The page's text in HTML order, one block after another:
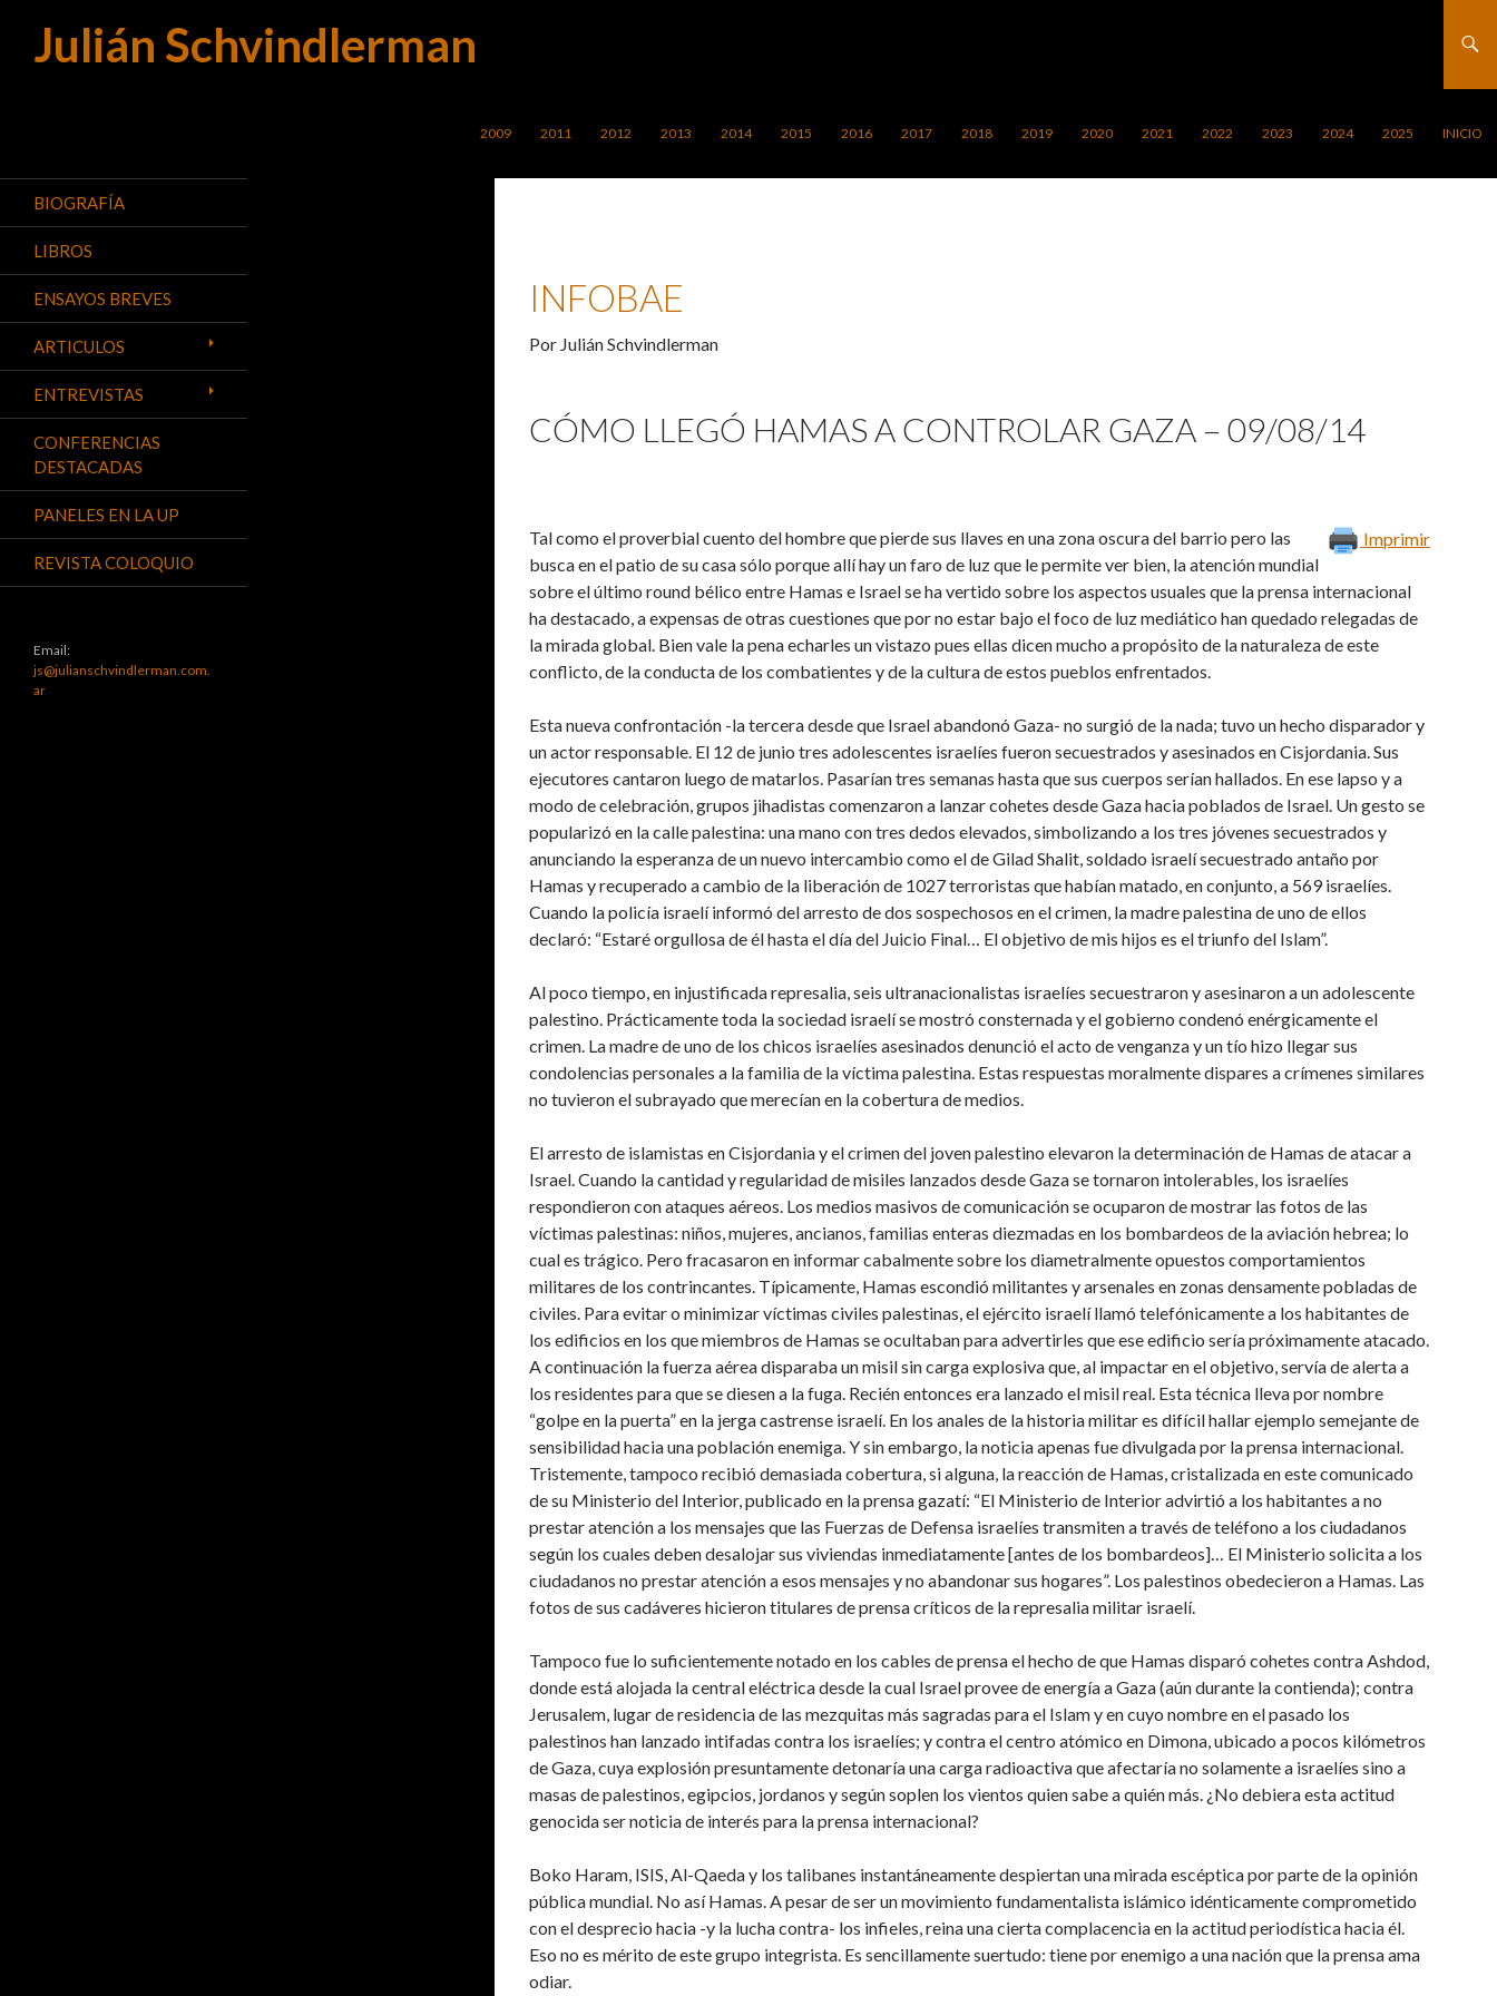
Julián Schvindlerman
Buscar
SALTAR AL CONTENIDO
2009 2011 2012 2013 2014 2015 2016 2017 2018 2019 2020 2021 2022 2023 2024 2025 INICIO
INFOBAE
Por Julián Schvindlerman
CÓMO LLEGÓ HAMAS A CONTROLAR GAZA – 09/08/14
Imprimir
Tal como el proverbial cuento del hombre que pierde sus llaves en una zona oscura del barrio pero las
busca en el patio de su casa sólo porque allí hay un faro de luz que le permite ver bien, la atención mundial
sobre el último round bélico entre Hamas e Israel se ha vertido sobre los aspectos usuales que la prensa internacional
ha destacado, a expensas de otras cuestiones que por no estar bajo el foco de luz mediático han quedado relegadas de
la mirada global. Bien vale la pena echarles un vistazo pues ellas dicen mucho a propósito de la naturaleza de este
conflicto, de la conducta de los combatientes y de la cultura de estos pueblos enfrentados.
Esta nueva confrontación -la tercera desde que Israel abandonó Gaza- no surgió de la nada; tuvo un hecho disparador y
un actor responsable. El 12 de junio tres adolescentes israelíes fueron secuestrados y asesinados en Cisjordania. Sus
ejecutores cantaron luego de matarlos. Pasarían tres semanas hasta que sus cuerpos serían hallados. En ese lapso y a
modo de celebración, grupos jihadistas comenzaron a lanzar cohetes desde Gaza hacia poblados de Israel. Un gesto se
popularizó en la calle palestina: una mano con tres dedos elevados, simbolizando a los tres jóvenes secuestrados y
anunciando la esperanza de un nuevo intercambio como el de Gilad Shalit, soldado israelí secuestrado antaño por
Hamas y recuperado a cambio de la liberación de 1027 terroristas que habían matado, en conjunto, a 569 israelíes.
Cuando la policía israelí informó del arresto de dos sospechosos en el crimen, la madre palestina de uno de ellos
declaró: “Estaré orgullosa de él hasta el día del Juicio Final… El objetivo de mis hijos es el triunfo del Islam”.
Al poco tiempo, en injustificada represalia, seis ultranacionalistas israelíes secuestraron y asesinaron a un adolescente
palestino. Prácticamente toda la sociedad israelí se mostró consternada y el gobierno condenó enérgicamente el
crimen. La madre de uno de los chicos israelíes asesinados denunció el acto de venganza y un tío hizo llegar sus
condolencias personales a la familia de la víctima palestina. Estas respuestas moralmente dispares a crímenes similares
no tuvieron el subrayado que merecían en la cobertura de medios.
El arresto de islamistas en Cisjordania y el crimen del joven palestino elevaron la determinación de Hamas de atacar a
Israel. Cuando la cantidad y regularidad de misiles lanzados desde Gaza se tornaron intolerables, los israelíes
respondieron con ataques aéreos. Los medios masivos de comunicación se ocuparon de mostrar las fotos de las
víctimas palestinas: niños, mujeres, ancianos, familias enteras diezmadas en los bombardeos de la aviación hebrea; lo
cual es trágico. Pero fracasaron en informar cabalmente sobre los diametralmente opuestos comportamientos
militares de los contrincantes. Típicamente, Hamas escondió militantes y arsenales en zonas densamente pobladas de
civiles. Para evitar o minimizar víctimas civiles palestinas, el ejército israelí llamó telefónicamente a los habitantes de
los edificios en los que miembros de Hamas se ocultaban para advertirles que ese edificio sería próximamente atacado.
A continuación la fuerza aérea disparaba un misil sin carga explosiva que, al impactar en el objetivo, servía de alerta a
los residentes para que se diesen a la fuga. Recién entonces era lanzado el misil real. Esta técnica lleva por nombre
“golpe en la puerta” en la jerga castrense israelí. En los anales de la historia militar es difícil hallar ejemplo semejante de
sensibilidad hacia una población enemiga. Y sin embargo, la noticia apenas fue divulgada por la prensa internacional.
Tristemente, tampoco recibió demasiada cobertura, si alguna, la reacción de Hamas, cristalizada en este comunicado
de su Ministerio del Interior, publicado en la prensa gazatí: “El Ministerio de Interior advirtió a los habitantes a no
prestar atención a los mensajes que las Fuerzas de Defensa israelíes transmiten a través de teléfono a los ciudadanos
según los cuales deben desalojar sus viviendas inmediatamente [antes de los bombardeos]… El Ministerio solicita a los
ciudadanos no prestar atención a esos mensajes y no abandonar sus hogares”. Los palestinos obedecieron a Hamas. Las
fotos de sus cadáveres hicieron titulares de prensa críticos de la represalia militar israelí.
Tampoco fue lo suficientemente notado en los cables de prensa el hecho de que Hamas disparó cohetes contra Ashdod,
donde está alojada la central eléctrica desde la cual Israel provee de energía a Gaza (aún durante la contienda); contra
Jerusalem, lugar de residencia de las mezquitas más sagradas para el Islam y en cuyo nombre en el pasado los
palestinos han lanzado intifadas contra los israelíes; y contra el centro atómico en Dimona, ubicado a pocos kilómetros
de Gaza, cuya explosión presuntamente detonaría una carga radioactiva que afectaría no solamente a israelíes sino a
masas de palestinos, egipcios, jordanos y según soplen los vientos quien sabe a quién más. ¿No debiera esta actitud
genocida ser noticia de interés para la prensa internacional?
Boko Haram, ISIS, Al-Qaeda y los talibanes instantáneamente despiertan una mirada escéptica por parte de la opinión
pública mundial. No así Hamas. A pesar de ser un movimiento fundamentalista islámico idénticamente comprometido
con el desprecio hacia -y la lucha contra- los infieles, reina una cierta complacencia en la actitud periodística hacia él.
Eso no es mérito de este grupo integrista. Es sencillamente suertudo: tiene por enemigo a una nación que la prensa ama
odiar.
BIOGRAFÍA
LIBROS
ENSAYOS BREVES
ARTICULOS
ENTREVISTAS
CONFERENCIAS
DESTACADAS
PANELES EN LA UP
REVISTA COLOQUIO
Email:
js@julianschvindlerman.com.
ar